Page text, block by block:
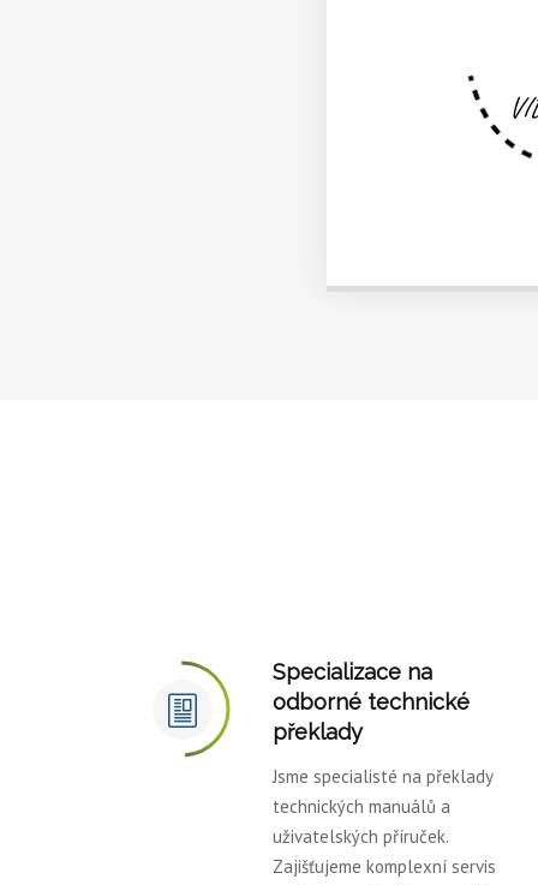
Specializace na
odborné technické
překlady
Jsme specialisté na překlady
technických manuálů a
uživatelských příruček.
Zajišťujeme komplexní servis